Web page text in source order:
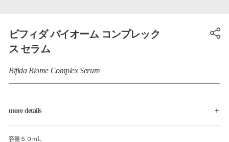
ビフィダ バイオーム コンプレック
ス セラム
Bifida Biome Complex Serum
more details
容量５０ｍL